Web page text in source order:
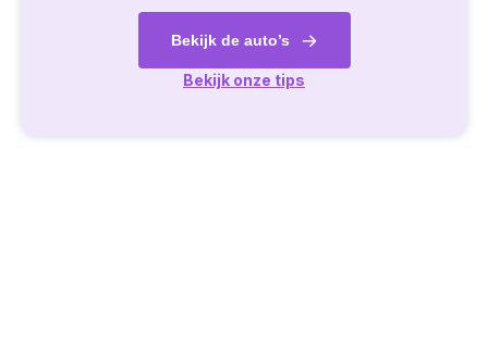
Bekijk de auto’s
Bekijk onze tips